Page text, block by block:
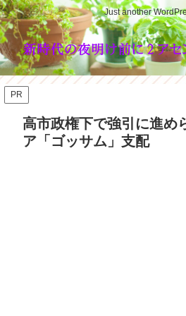
Just another
PR
高市政権下で強引に進め
ア「ゴッサム」支配